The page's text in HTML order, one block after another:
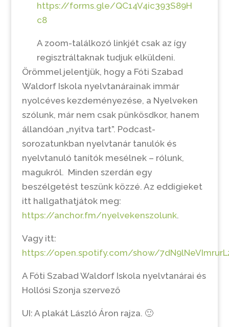
https://forms.gle/QC14V4ic393S89H
c8
A zoom-találkozó linkjét csak az így
regisztráltaknak tudjuk elküldeni.
Örömmel jelentjük, hogy a Fóti Szabad
Waldorf Iskola nyelvtanárainak immár
nyolcéves kezdeményezése, a Nyelveken
szólunk, már nem csak pünkösdkor, hanem
állandóan „nyitva tart”. Podcast-
sorozatunkban nyelvtanár tanulók és
nyelvtanuló tanítók mesélnek – rólunk,
magukról. Minden szerdán egy
beszélgetést teszünk közzé. Az eddigieket
itt hallgathatjátok meg:
https://anchor.fm/nyelvekenszolunk.
Vagy itt:
https://open.spotify.com/show/
A Fóti Szabad Waldorf Iskola nyelvtanárai és
Hollósi Szonja szervező
UI: A plakát László Áron rajza. 🙂